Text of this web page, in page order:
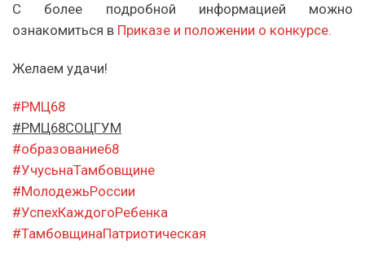
С более подробной информацией можно
ознакомиться в Приказе и положении о конкурсе.
Желаем удачи!
#РМЦ68
#РМЦ68СОЦГУМ
#образование68
#УчусьнаТамбовщине
#МолодежьРоссии
#УспехКаждогоРебенка
#ТамбовщинаПатриотическая